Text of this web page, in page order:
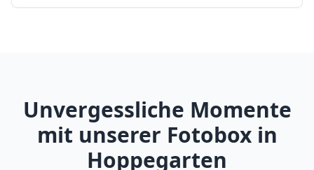
Unvergessliche Momente
mit unserer Fotobox in
Hoppegarten